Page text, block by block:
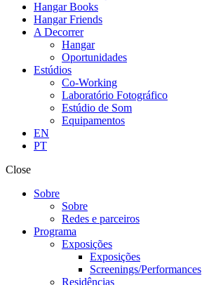
Hangar Books
Hangar Friends
A Decorrer
Hangar
Oportunidades
Estúdios
Co-Working
Laboratório Fotográfico
Estúdio de Som
Equipamentos
EN
PT
Close
Sobre
Sobre
Redes e parceiros
Programa
Exposições
Exposições
Screenings/Performances
Residências